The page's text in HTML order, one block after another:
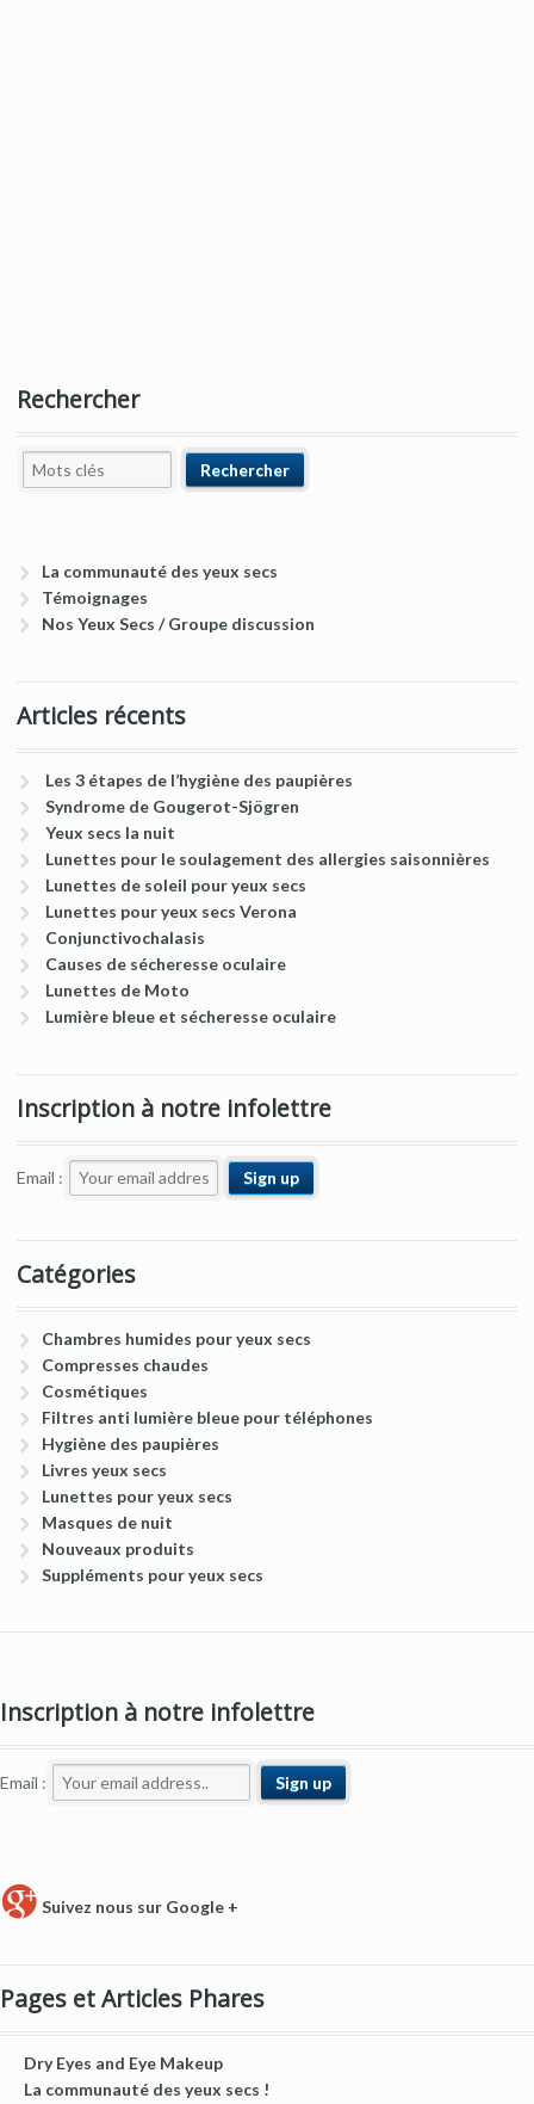
Rechercher
La communauté des yeux secs
Témoignages
Nos Yeux Secs / Groupe discussion
Articles récents
Les 3 étapes de l’hygiène des paupières
Syndrome de Gougerot-Sjögren
Yeux secs la nuit
Lunettes pour le soulagement des allergies saisonnières
Lunettes de soleil pour yeux secs
Lunettes pour yeux secs Verona
Conjunctivochalasis
Causes de sécheresse oculaire
Lunettes de Moto
Lumière bleue et sécheresse oculaire
Inscription à notre infolettre
Email :
Catégories
Chambres humides pour yeux secs
Compresses chaudes
Cosmétiques
Filtres anti lumière bleue pour téléphones
Hygiène des paupières
Livres yeux secs
Lunettes pour yeux secs
Masques de nuit
Nouveaux produits
Suppléments pour yeux secs
Inscription à notre infolettre
Email :
Suivez nous sur Google +
Pages et Articles Phares
Dry Eyes and Eye Makeup
La communauté des yeux secs !